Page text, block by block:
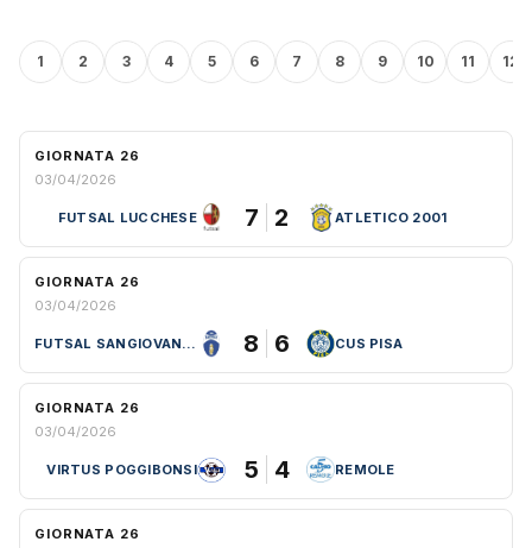
1 2 3 4 5 6 7 8 9 10 11 12
GIORNATA 26
03/04/2026
FUTSAL LUCCHESE 7 2 ATLETICO 2001
GIORNATA 26
03/04/2026
FUTSAL SANGIOVANNESE 8 6 CUS PISA
GIORNATA 26
03/04/2026
VIRTUS POGGIBONSI 5 4 REMOLE
GIORNATA 26